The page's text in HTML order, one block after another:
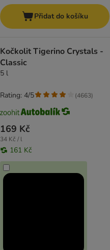
Přidat do košíku
Kočkolit Tigerino Crystals -
Classic
5 l
169 Kč
34 Kč / l
161 Kč
Rating: 4/5 (4663)